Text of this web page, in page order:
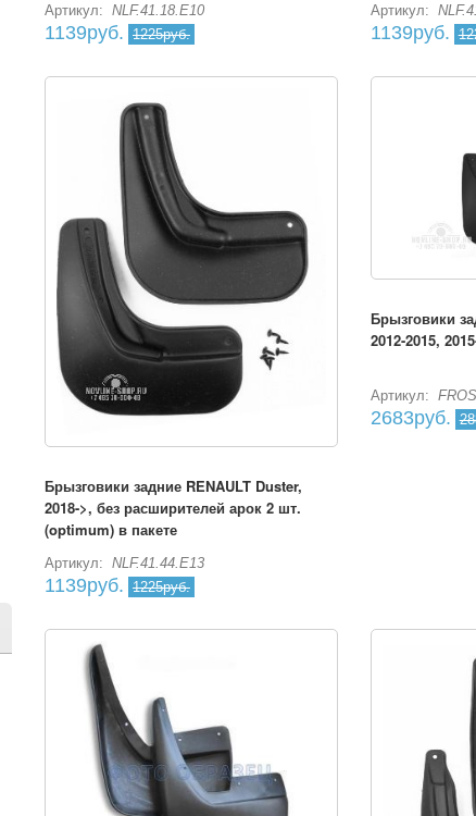
Артикул: NLF.41.18.E10
1139руб. 1225руб.
Артикул:
1139руб.
Брызговики задние RENAULT Duster,
2018->, без расширителей арок 2 шт.
(optimum) в пакете
Артикул: NLF.41.44.E13
1139руб. 1225руб.
Брызговики
2012-2015,
Артикул:
2683руб.